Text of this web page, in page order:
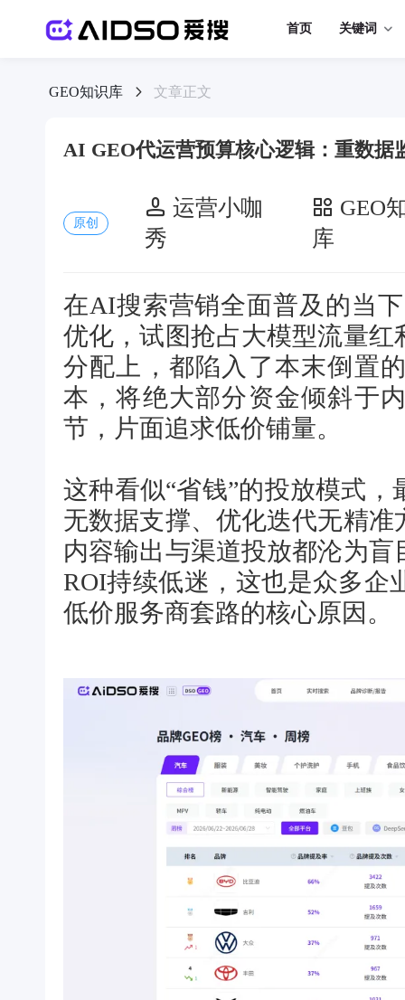
首页 关键词
GEO知识库 文章正文
AI GEO代运营预算核心逻辑：重数据
原创
运营小咖
秀
GEO
库
在AI搜索营销全面普及的当
优化，试图抢占大模型流量
分配上，都陷入了本末倒置
本，将绝大部分资金倾斜于
节，片面追求低价铺量。
这种看似“省钱”的投放模式
无数据支撑、优化迭代无精
内容输出与渠道投放都沦为
ROI持续低迷，这也是众多企
低价服务商套路的核心原因。